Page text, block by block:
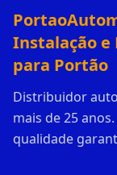
Instalação e
para Portão
Distribuidor
mais de 25
qualidade